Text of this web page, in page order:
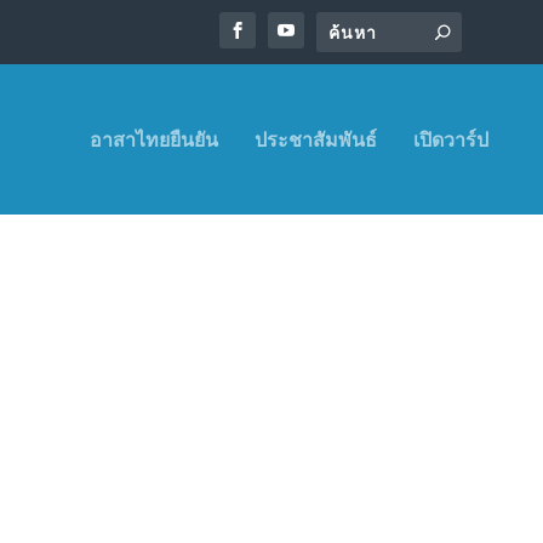
อาสาไทยยืนยัน ประชาสัมพันธ์ เปิดวาร์ป